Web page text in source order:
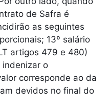
de Safra é
as seguintes
13º salário
artigos 479 e 480)
indenizar o
corresponde ao da
devidos no final do